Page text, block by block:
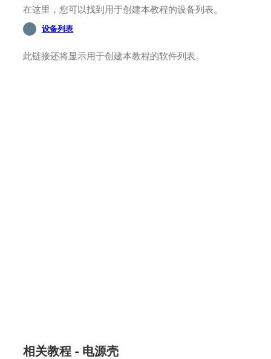
在这里，您可以找到用于创建本教程的设备列表。
设备列表
此链接还将显示用于创建本教程的软件列表。
相关教程 - 电源壳